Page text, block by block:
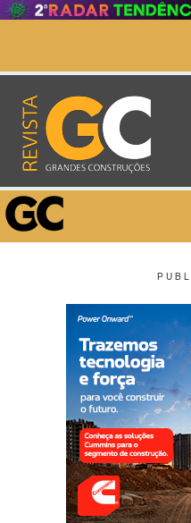
P U B L